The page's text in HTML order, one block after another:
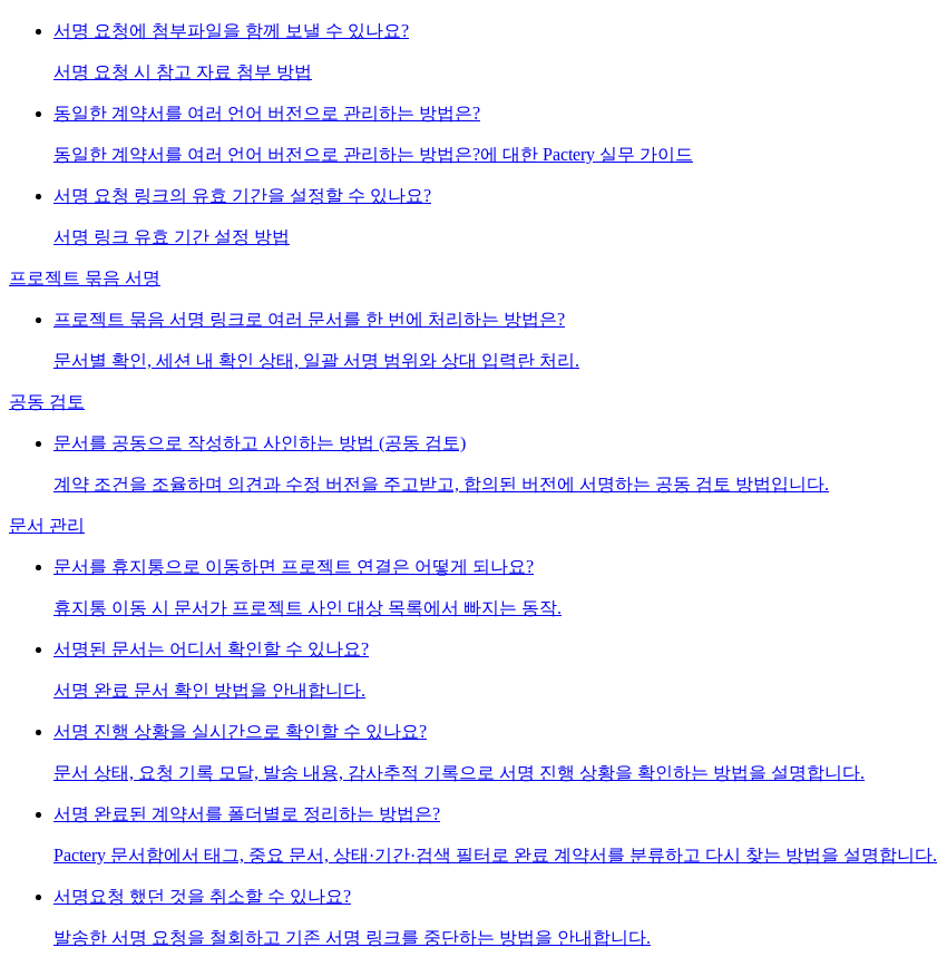
서명 요청에 첨부파일을 함께 보낼 수 있나요?
서명 요청 시 참고 자료 첨부 방법
동일한 계약서를 여러 언어 버전으로 관리하는 방법은?
동일한 계약서를 여러 언어 버전으로 관리하는 방법은?에 대한 Pactery 실무 가이드
서명 요청 링크의 유효 기간을 설정할 수 있나요?
서명 링크 유효 기간 설정 방법
프로젝트 묶음 서명
프로젝트 묶음 서명 링크로 여러 문서를 한 번에 처리하는 방법은?
문서별 확인, 세션 내 확인 상태, 일괄 서명 범위와 상대 입력란 처리.
공동 검토
문서를 공동으로 작성하고 사인하는 방법 (공동 검토)
계약 조건을 조율하며 의견과 수정 버전을 주고받고, 합의된 버전에 서명하는 공동 검토 방법입니다.
문서 관리
문서를 휴지통으로 이동하면 프로젝트 연결은 어떻게 되나요?
휴지통 이동 시 문서가 프로젝트 사인 대상 목록에서 빠지는 동작.
서명된 문서는 어디서 확인할 수 있나요?
서명 완료 문서 확인 방법을 안내합니다.
서명 진행 상황을 실시간으로 확인할 수 있나요?
문서 상태, 요청 기록 모달, 발송 내용, 감사추적 기록으로 서명 진행 상황을 확인하는 방법을 설명합니다.
서명 완료된 계약서를 폴더별로 정리하는 방법은?
Pactery 문서함에서 태그, 중요 문서, 상태·기간·검색 필터로 완료 계약서를 분류하고 다시 찾는 방법을 설명합니다.
서명요청 했던 것을 취소할 수 있나요?
발송한 서명 요청을 철회하고 기존 서명 링크를 중단하는 방법을 안내합니다.